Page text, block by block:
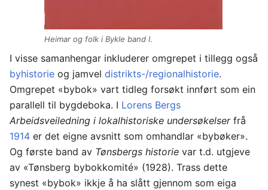
Heimar og folk i Bykle band I.
I visse samanhengar inkluderer omgrepet i tillegg også
byhistorie og jamvel distrikts-/regionalhistorie.
Omgrepet «bybok» vart tidleg forsøkt innført som ein
parallell til bygdeboka. I Lorens Bergs
Arbeidsveiledning i lokalhistoriske undersøkelserfrå
1914 er det eigne avsnitt som omhandlar «bybøker».
Og første band av Tønsbergs historie var t.d. utgjeve
av «Tønsberg bybokkomité» (1928). Trass dette
synest «bybok» ikkje å ha slått gjennom som eiga